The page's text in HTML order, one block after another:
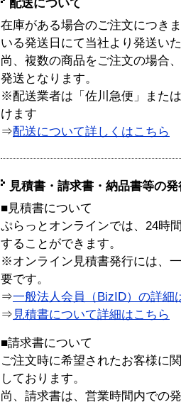
配送について
在庫がある場合のご注文につき
いる発送日にて当社より発送い
尚、複数の商品をご注文の場合
発送となります。
※配送業者は「佐川急便」また
けます
⇒配送について詳しくはこちら
見積書・請求書・納品書等の
■見積書について
ぷらっとオンラインでは、24時
することができます。
※オンライン見積書発行には、
要です。
⇒一般法人会員（BizID）の詳細
⇒ 見積書について詳細はこちら
■請求書について
ご注文時に希望されたお客様に
しております。
尚、請求書は、営業時間内での